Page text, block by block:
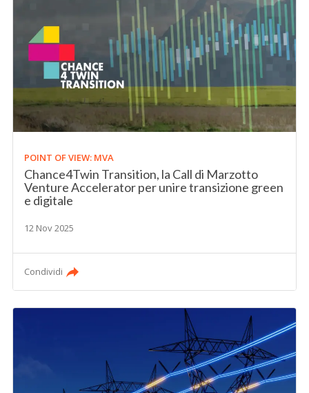
POINT OF VIEW: MVA
Chance4Twin Transition, la Call di Marzotto
Venture Accelerator per unire transizione green
e digitale
12 Nov 2025
Condividi